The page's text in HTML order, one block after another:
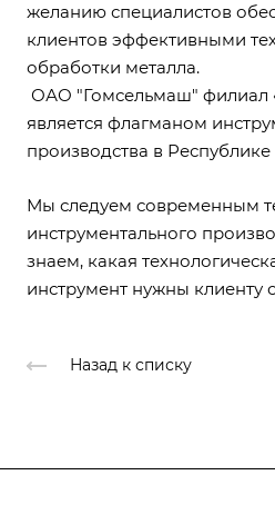
желанию специалистов
клиентов эффективными
обработки металла.
ОАО "Гомсельмаш" филиал
является флагманом
производства в Республике
Мы следуем современным
инструментального
знаем, какая
инструмент нужны клиенту
Назад к списку